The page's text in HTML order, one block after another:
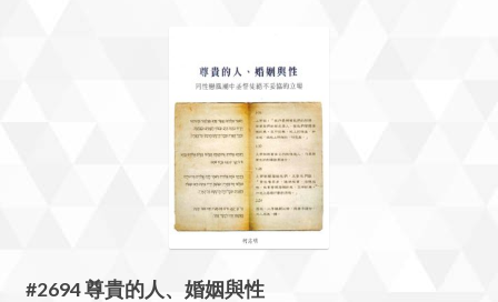
#2694 尊貴的人、婚姻與性